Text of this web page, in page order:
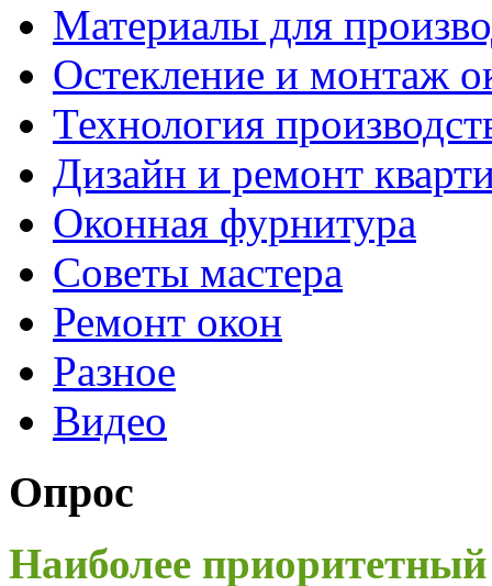
Материалы для
Остекление и монтаж
Технология
Дизайн и ремонт
Оконная фурнитура
Советы мастера
Ремонт окон
Разное
Видео
Опрос
Наиболее